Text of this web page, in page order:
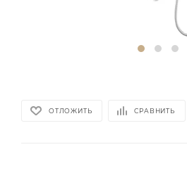
ОТЛОЖИТЬ СРАВНИТЬ